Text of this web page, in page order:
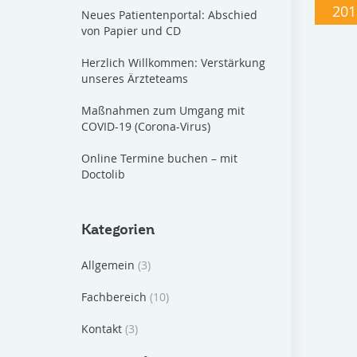
Neues Patientenportal: Abschied
von Papier und CD
Herzlich Willkommen: Verstärkung
unseres Ärzteteams
Maßnahmen zum Umgang mit
COVID-19 (Corona-Virus)
Online Termine buchen – mit
Doctolib
Kategorien
Allgemein (3)
Fachbereich (10)
Kontakt (3)